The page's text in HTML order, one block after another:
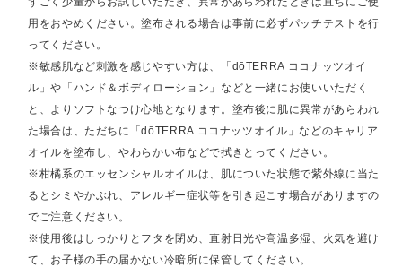
用をおやめください。塗布される場合は事前に必ずパッチテストを行
ってください。
※敏感肌など刺激を感じやすい方は、「dōTERRA ココナッツオイ
ル」や「ハンド＆ボディローション」などと一緒にお使いいただく
と、よりソフトなつけ心地となります。塗布後に肌に異常があらわれ
た場合は、ただちに「dōTERRA ココナッツオイル」などのキャリア
オイルを塗布し、やわらかい布などで拭きとってください。
※柑橘系のエッセンシャルオイルは、肌についた状態で紫外線に当た
るとシミやかぶれ、アレルギー症状等を引き起こす場合がありますの
でご注意ください。
※使用後はしっかりとフタを閉め、直射日光や高温多湿、火気を避け
て、お子様の手の届かない冷暗所に保管してください。